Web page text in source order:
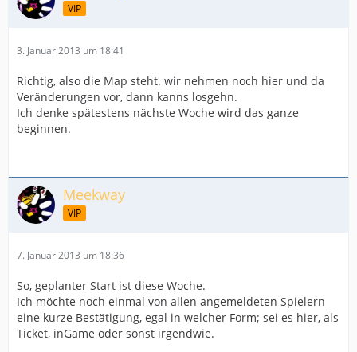
VIP
3. Januar 2013 um 18:41
Richtig, also die Map steht. wir nehmen noch hier und da
Veränderungen vor, dann kanns losgehn.
Ich denke spätestens nächste Woche wird das ganze
beginnen.
Meekway
VIP
7. Januar 2013 um 18:36
So, geplanter Start ist diese Woche.
Ich möchte noch einmal von allen angemeldeten Spielern
eine kurze Bestätigung, egal in welcher Form; sei es hier, als
Ticket, inGame oder sonst irgendwie.